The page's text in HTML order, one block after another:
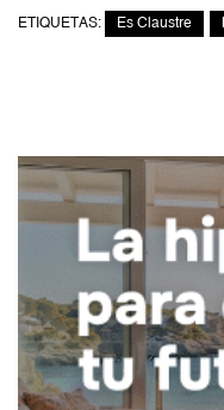
ETIQUETAS: Es Claustre